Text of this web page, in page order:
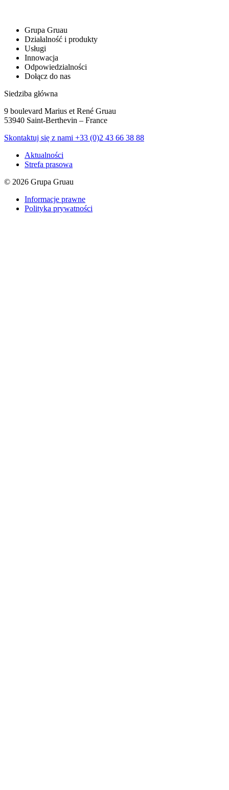
Grupa Gruau
Działalność i produkty
Usługi
Innowacja
Odpowiedzialności
Dołącz do nas
Siedziba główna
9 boulevard Marius et René Gruau
53940 Saint-Berthevin – France
Skontaktuj się z nami +33 (0)2 43 66 38 88
Aktualności
Strefa prasowa
© 2026 Grupa Gruau
Informacje prawne
Polityka prywatności